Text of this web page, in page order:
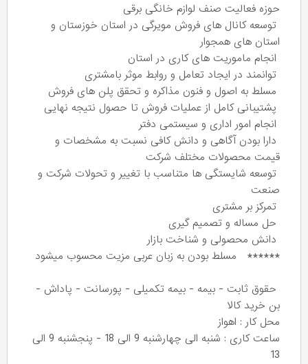
حوزه فعالیت صنف لوازم خانگی برقی
توسعه کانال های فروش مویرگی در استان خوزستان و
استان های همجوار
انجام ماموریت های کاری در استان
توانمند در ایجاد تعامل و روابط موثر بامشتری
مسلط به اصول و فنون مذاکره و تحقق پلن های فروش
پشتیبانی کامل از عملیات فروش تا حصول نتیجه نهایی
انجام امور اداری و سیستمی دفتر
دارا بودن آگاهی و دانش کافی نسبت به مشخصات و
قیمت محصولات مختلف شرکت
توسعه شایستگی ها متناسب با تغییر و تحولات شرکت و
صنعت
تمرکز بر مشتری
حل مساله و تصمیم گیری
دانش محصولی و شناخت بازار
****** مسلط بودن به زبان عربی مزیت محسوب میشود
حقوق ثابت - بیمه - بیمه تکمیلی - پورسانت - پاداش -
بن خرید کالا
محل کار : اهواز
ساعت کاری : شنبه الی چهارشنبه 9 الی 18 - پنجشنبه 9 الی
13